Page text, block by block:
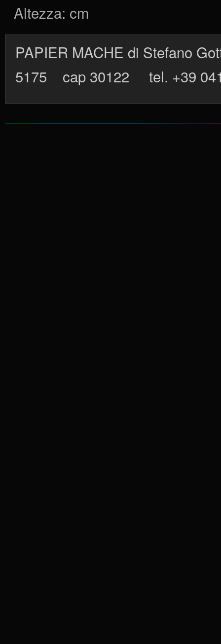
Altezza: cm
PAPIER MACHE di Stefano
5175 cap 30122 tel. +39